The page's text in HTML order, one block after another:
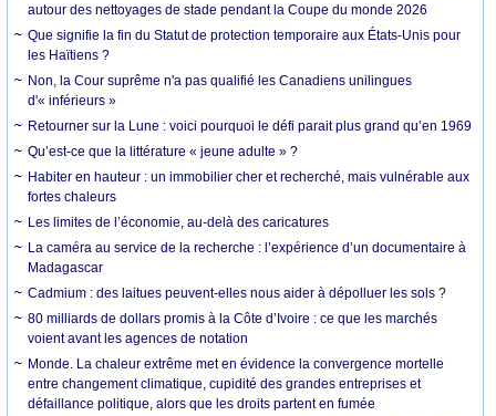
autour des nettoyages de stade pendant la Coupe du monde 2026
Que signifie la fin du Statut de protection temporaire aux États-Unis pour
les Haïtiens ?
Non, la Cour suprême n'a pas qualifié les Canadiens unilingues
d'« inférieurs »
Retourner sur la Lune : voici pourquoi le défi parait plus grand qu’en 1969
Qu’est-ce que la littérature « jeune adulte » ?
Habiter en hauteur : un immobilier cher et recherché, mais vulnérable aux
fortes chaleurs
Les limites de l’économie, au-delà des caricatures
La caméra au service de la recherche : l’expérience d’un documentaire à
Madagascar
Cadmium : des laitues peuvent-elles nous aider à dépolluer les sols ?
80 milliards de dollars promis à la Côte d’Ivoire : ce que les marchés
voient avant les agences de notation
Monde. La chaleur extrême met en évidence la convergence mortelle
entre changement climatique, cupidité des grandes entreprises et
défaillance politique, alors que les droits partent en fumée